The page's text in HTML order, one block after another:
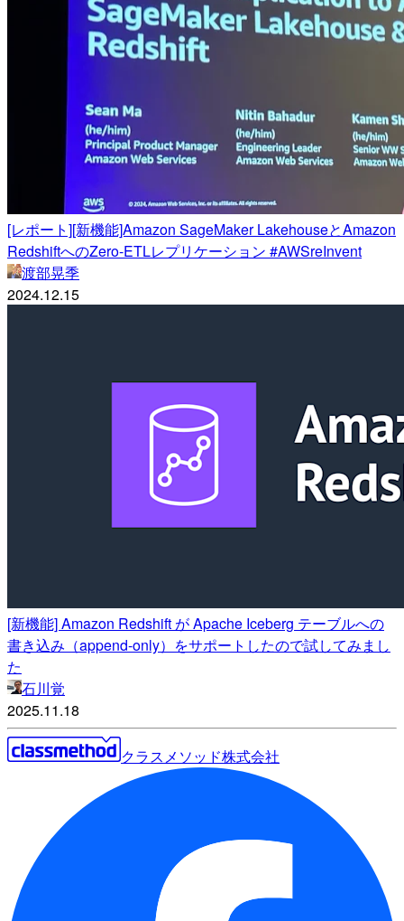
[レポート][新機能]Amazon SageMaker LakehouseとAmazon
RedshiftへのZero-ETLレプリケーション #AWSreInvent
渡部晃季
2024.12.15
[新機能] Amazon Redshift が Apache Iceberg テーブルへの
書き込み（append-only）をサポートしたので試してみまし
た
石川覚
2025.11.18
クラスメソッド株式会社